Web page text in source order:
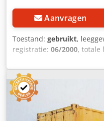
Aanvragen
Toestand: gebruikt,
registratie: 06/2000, totale